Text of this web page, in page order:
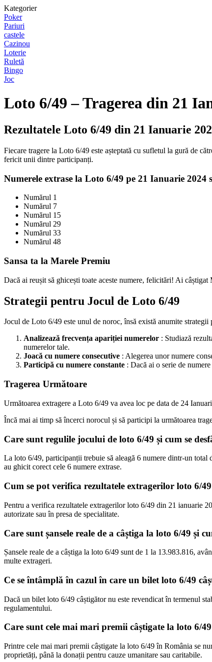
Kategorier
Poker
Pariuri
castele
Cazinou
Loterie
Ruletă
Bingo
Joc
Loto 6/49 – Tragerea din 21
Rezultatele Loto 6/49 din 21 Ianuarie
Fiecare tragere la Loto 6/49 este așteptată cu sufletul la gură de
fericit unii dintre participanți.
Numerele extrase la Loto 6/49 pe 21 Ianuarie 2024
Numărul 1
Numărul 7
Numărul 15
Numărul 29
Numărul 33
Numărul 48
Sansa ta la Marele Premiu
Dacă ai reușit să ghicești toate aceste numere, felicitări! Ai
Strategii pentru Jocul de Loto 6/49
Jocul de Loto 6/49 este unul de noroc, însă există anumite
Analizează frecvența apariției numerelor : Studiază
numerelor tale.
Joacă cu numere consecutive : Alegerea unor numere
Participă cu numere constante : Dacă ai o serie de
Tragerea Următoare
Următoarea extragere a Loto 6/49 va avea loc pe data de 24
Încă mai ai timp să încerci norocul și să participi la următoarea
Care sunt regulile jocului de loto 6/49 și cum se
La loto 6/49, participanții trebuie să aleagă 6 numere dintr-un
au ghicit corect cele 6 numere extrase.
Cum se pot verifica rezultatele extragerilor loto 6/
Pentru a verifica rezultatele extragerilor loto 6/49 din 21 ianuarie
autorizate sau în presa de specialitate.
Care sunt șansele reale de a câștiga la loto 6/49 și
Șansele reale de a câștiga la loto 6/49 sunt de 1 la 13.983.816,
multe extrageri.
Ce se întâmplă în cazul în care un bilet loto 6/49
Dacă un bilet loto 6/49 câștigător nu este revendicat în termenul
regulamentului.
Care sunt cele mai mari premii câștigate la loto 6/
Printre cele mai mari premii câștigate la loto 6/49 în România se
proprietăți, până la donații pentru cauze umanitare sau caritabile.